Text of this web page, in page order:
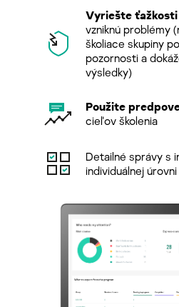
Vyriešte ťažkosti
vzniknú problémy
školiace skupiny
pozornosti a
výsledky)
Použite
cieľov školenia
Detailné správy s
individuálnej úrovni